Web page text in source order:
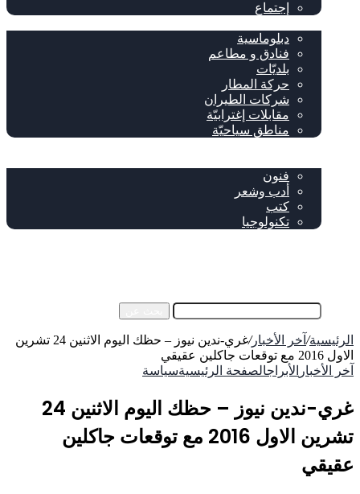
إجتماع
دبلوماسية
فنادق و مطاعم
بلديّات
حركة المطار
شركات الطيران
مقابلات إغترابيّة
مناطق سياحيّة
فنون
أدب وشعر
كتب
تكنولوجيا
الرئيسية/ آخر الأخبار/
غري-ندين نيوز – حظك اليوم الاثنين 24 تشرين
الاول 2016 مع توقعات جاكلين عقيقي
آخر الأخبار الأبراجالصفحة الرئيسيةسياسة
غري-ندين نيوز – حظك اليوم الاثنين 24
تشرين الاول 2016 مع توقعات جاكلين
عقيقي